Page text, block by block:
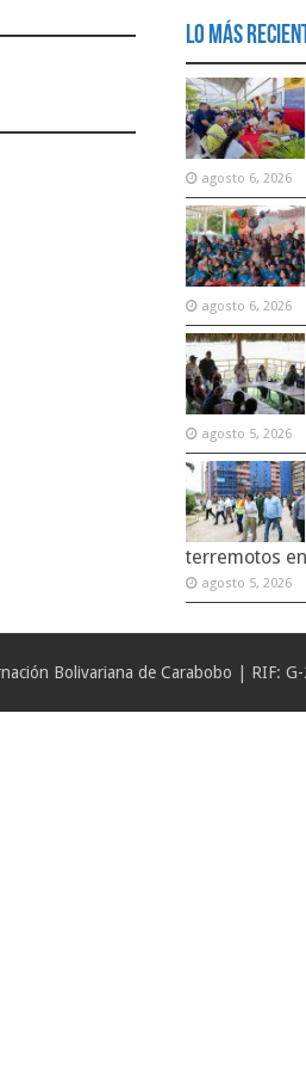
Lo Más
agosto 6, 2026
agosto 6, 2026
agosto 5, 2026
terremotos
agosto 5, 2026
Bolivariana de Carabobo | RIF: